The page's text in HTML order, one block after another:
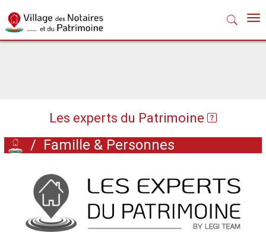
Les experts du Patrimoine
/ Famille & Personnes